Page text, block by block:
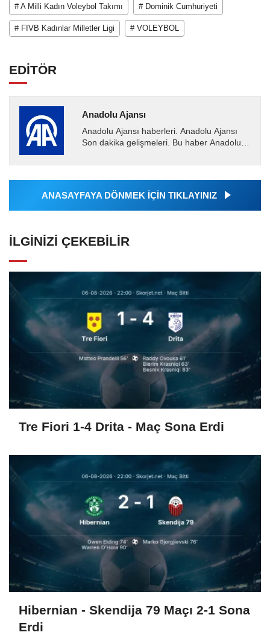
# A Milli Kadın Voleybol Takımı # Dominik Cumhuriyeti
# FIVB Kadınlar Milletler Ligi # VOLEYBOL
EDİTÖR
Anadolu Ajansı
Anadolu Ajansı haberleri. Anadolu Ajansı
Son dakika gelişmeleri. Bu haber Anadolu
Ajansı tarafından...
ANASAYFAYA DÖNMEK İÇİN TIKLAYINIZ
İLGINIZI ÇEKEBILIR
Tre Fiori 1-4 Drita - Maç Sona Erdi
Hibernian - Skendija 79 Maçı 2-1 Sona
Erdi